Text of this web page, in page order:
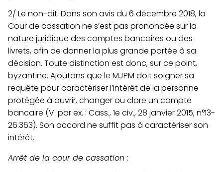
2/ Le non-dit. Dans son avis du 6 décembre 2018, la
Cour de cassation ne s’est pas prononcée sur la
nature juridique des comptes bancaires ou des
livrets, afin de donner la plus grande portée à sa
décision. Toute distinction est donc, sur ce point,
byzantine. Ajoutons que le MJPM doit soigner sa
requête pour caractériser l’intérêt de la personne
protégée à ouvrir, changer ou clore un compte
bancaire (V. par ex. : Cass., 1e civ., 28 janvier 2015, n°13-
26.363). Son accord ne suffit pas à caractériser son
intérêt.
Arrêt de la cour de cassation :